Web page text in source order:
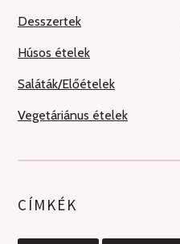
Desszertek
Húsos ételek
Saláták/Előételek
Vegetáriánus ételek
CÍMKÉK